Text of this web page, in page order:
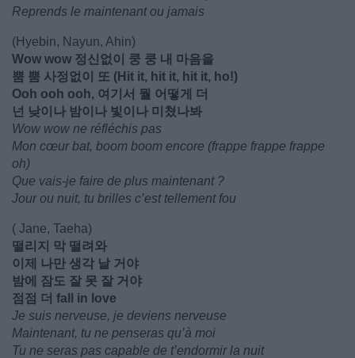
Reprends le maintenant ou jamais
(Hyebin, Nayun, Ahin)
Wow wow 정신없이 쿵 쿵 내 마음을
뿜 뿜 사정없이 또 (Hit it, hit it, hit it, ho!)
Ooh ooh ooh, 여기서 뭘 어떻게 더
넌 낮이나 밤이나 빛이나 미쳤나봐
Wow wow ne réfléchis pas
Mon cœur bat, boom boom encore (frappe frappe frappe
oh)
Que vais-je faire de plus maintenant ?
Jour ou nuit, tu brilles c’est tellement fou
( Jane, Taeha)
떨리지 막 떨려와
이제 나만 생각 날 거야
밤에 잠도 잘 못 잘 거야
점점 더 fall in love
Je suis nerveuse, je deviens nerveuse
Maintenant, tu ne penseras qu’à moi
Tu ne seras pas capable de t’endormir la nuit